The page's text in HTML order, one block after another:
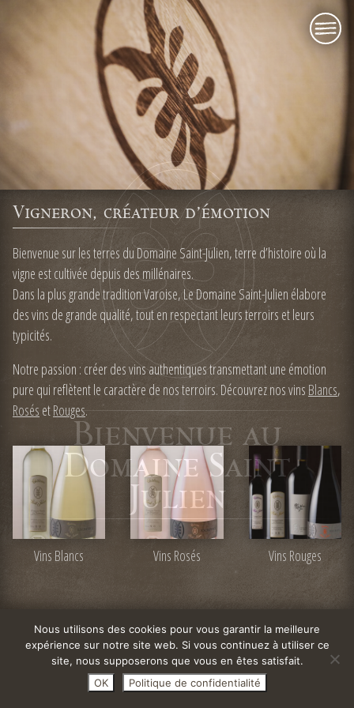
menu
Vigneron, créateur d'émotion
Bienvenue sur les terres du Domaine Saint-Julien, terre d’histoire où la
vigne est cultivée depuis des millénaires.
Dans la plus grande tradition Varoise, Le Domaine Saint-Julien élabore
des vins de grande qualité, tout en respectant leurs terroirs et leurs
typicités.
Notre passion : créer des vins authentiques transmettant une émotion
pure qui reflètent le caractère de nos terroirs. Découvrez nos vins Blancs,
Rosés etRouges.
Vins Blancs Vins Rosés Vins Rouges
Nous utilisons des cookies pour vous garantir la meilleure
expérience sur notre site web. Si vous continuez à utiliser ce
site, nous supposerons que vous en êtes satisfait.
OK
Politique de confidentialité